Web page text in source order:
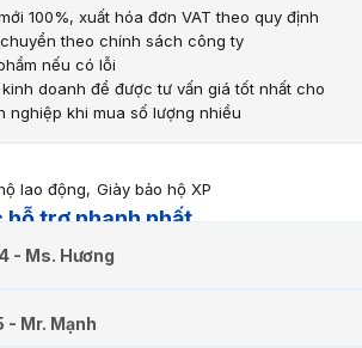
100%, xuất hóa đơn VAT theo quy định
theo chính sách công ty
nếu có lỗi
doanh để được tư vấn giá tốt nhất cho
nghiệp khi mua số lượng nhiều
lao động, Giày bảo hộ XP
hỗ trợ nhanh nhất
- Ms. Hương
Mr. Mạnh